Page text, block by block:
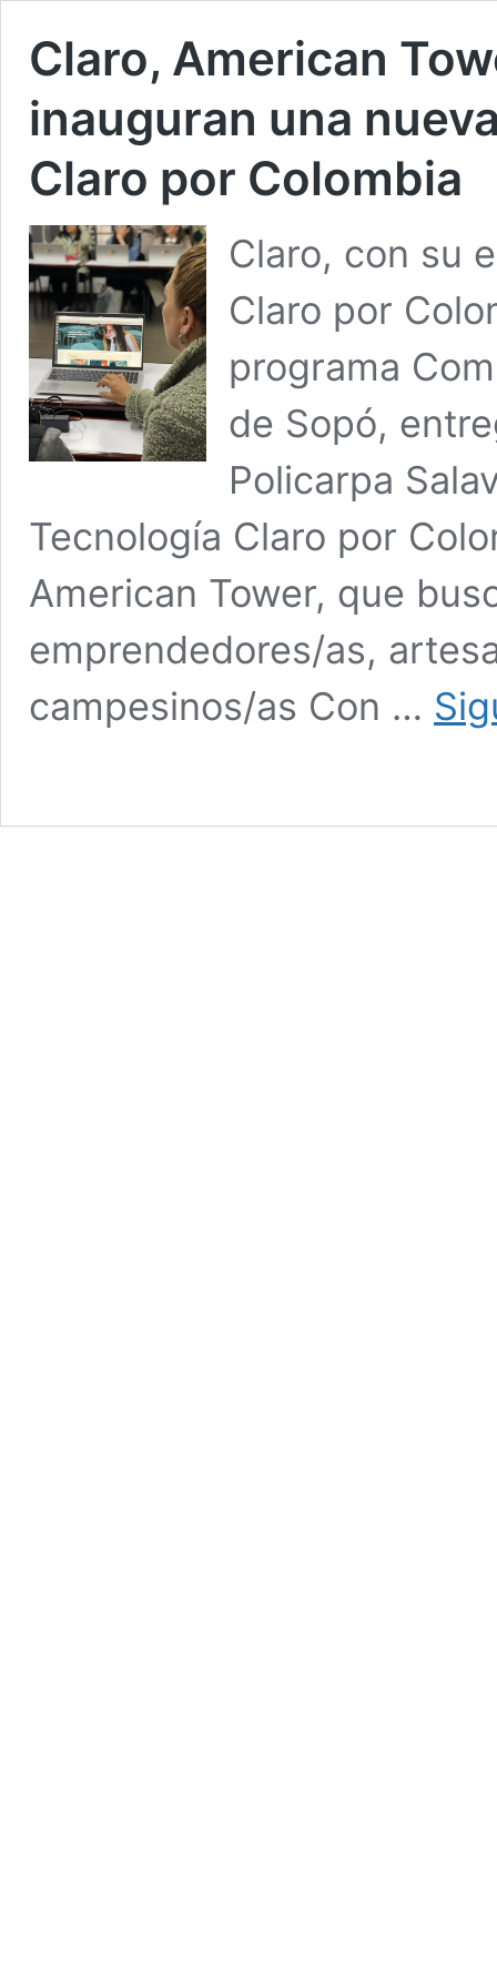
Claro, American
inauguran una
Claro por Colombia
Claro, con su
Claro por
programa
de Sopó,
Policarpa
Tecnología Claro por
American Tower, que
emprendedores/as,
campesinos/as Con …